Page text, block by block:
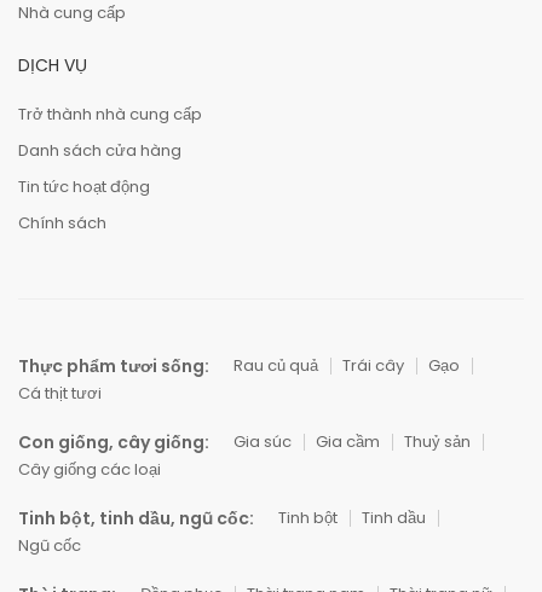
Nhà cung cấp
DỊCH VỤ
Trở thành nhà cung cấp
Danh sách cửa hàng
Tin tức hoạt động
Chính sách
Thực phẩm tươi sống: Rau củ quả Trái cây
Gạo
Cá thịt tươi
Con giống, cây giống: Gia súc Gia cầm
Thuỷ sản
Cây giống các loại
Tinh bột, tinh dầu, ngũ cốc: Tinh bột
Tinh dầu
Ngũ cốc